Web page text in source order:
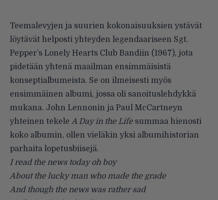
Teemalevyjen ja suurien kokonaisuuksien ystävät
löytävät helposti yhteyden legendaariseen Sgt.
Pepper’s Lonely Hearts Club Bandiin (1967), jota
pidetään yhtenä maailman ensimmäisistä
konseptialbumeista. Se on ilmeisesti myös
ensimmäinen albumi, jossa oli sanoituslehdykkä
mukana. John Lennonin ja Paul McCartneyn
yhteinen tekele A Day in the Lifesummaa hienosti
koko albumin, ollen vieläkin yksi albumihistorian
parhaita lopetusbiisejä.
I read the news today oh boy
About the lucky man who made the grade
And though the news was rather sad